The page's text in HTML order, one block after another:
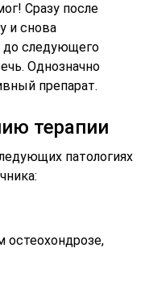
Сразу после
и снова
до следующего
Однозначно
препарат.
терапии
патологиях